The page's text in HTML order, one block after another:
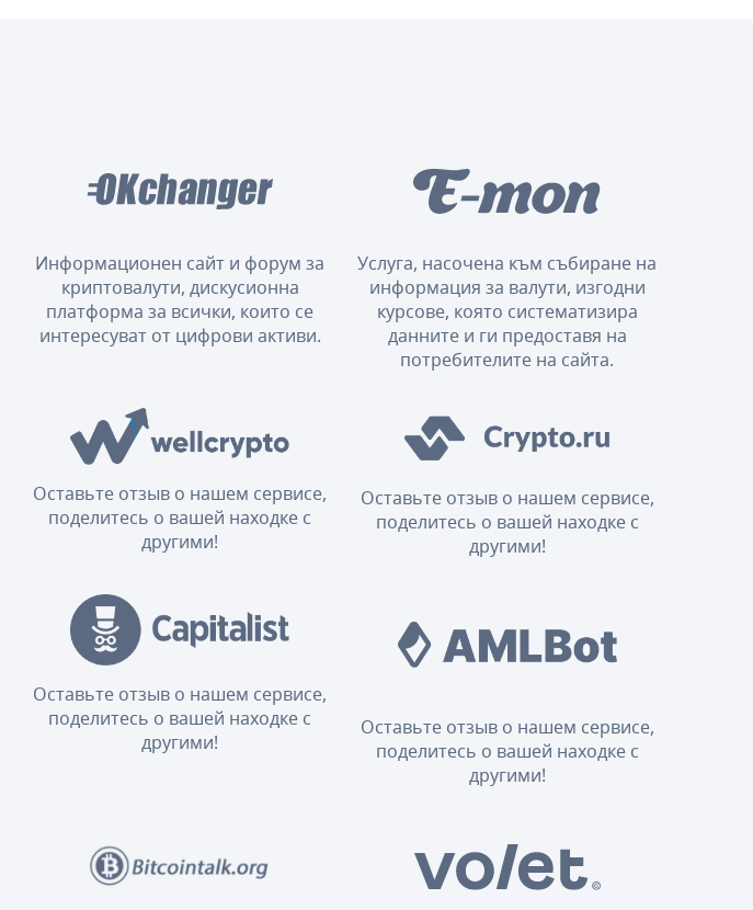
Информационен сайт и форум за
криптовалути, дискусионна
платформа за всички, които се
интересуват от цифрови активи.
Услуга, насочена към събиране на
информация за валути, изгодни
курсове, която систематизира
данните и ги предоставя на
потребителите на сайта.
Оставьте отзыв о нашем сервисе,
поделитесь о вашей находке с
другими!
Оставьте отзыв о нашем сервисе,
поделитесь о вашей находке с
другими!
Оставьте отзыв о нашем сервисе,
поделитесь о вашей находке с
другими!
Оставьте отзыв о нашем сервисе,
поделитесь о вашей находке с
другими!